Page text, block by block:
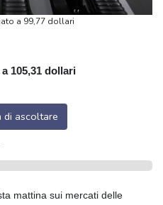
a 99,77 dollari
105,31 dollari
di ascoltare
mattina sui mercati delle